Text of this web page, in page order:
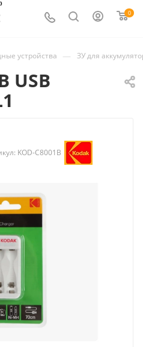
0
устройства — ЗУ для
USB
KOD-C8001B